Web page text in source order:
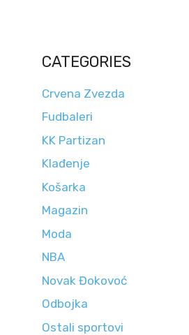
CATEGORIES
Crvena Zvezda
Fudbaleri
KK Partizan
Klađenje
Košarka
Magazin
Moda
NBA
Novak Đokovoć
Odbojka
Ostali sportovi